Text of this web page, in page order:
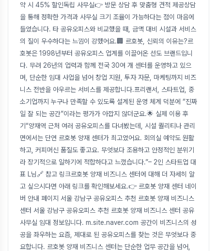
약 시 45% 할인독립 사무실👉 방문 상담 후 맞춤형 견적 제공상담
을 통해 정확한 가격과 사무실 크기 조율이 가능하다는 점이 마음에
들었습니다. 타 공유오피스와 비교했을 때, 금액 대비 시설과 서비스
의 질이 우수하다는 느낌이 강했어요.🏢 르호봇, 신뢰의 이유는?르
호봇은 1998년부터 공유오피스 업계를 이끌어온 선도 브랜드입니
다. 무려 26년의 업력과 함께 전국 30여 개 센터를 운영하고 있으
며, 단순한 임대 사업을 넘어 창업 지원, 투자 자문, 마케팅까지 비즈
니스 전반을 아우르는 서비스를 제공합니다.프리랜서, 스타트업, 중
소기업까지 누구나 만족할 수 있도록 설계된 운영 체계 덕분에 “진짜
일 잘 되는 공간”이라는 평가가 아깝지 않더군요.🌟 실제 이용 후
기“양재역 근처 여러 공유오피스를 다녀봤는데, 시설 퀄리티나 관리
면에서는 단연 르호봇 양재 센터가 최고였어요. 회의실 예약도 원활
하고, 커피머신 품질도 좋고요. 무엇보다 조용하고 안정적인 분위기
라 장기적으로 일하기에 적합하다고 느꼈습니다.”– 2인 스타트업 대
표 L님🔗 참고 링크르호봇 양재 비즈니스 센터에 대해 더 자세히 알
고 싶으시다면 아래 링크를 확인해보세요.👉 르호봇 양재 센터 네이
버 안내 페이지 서울 강남구 공유오피스 추천 르호봇 양재 비즈니스
센터 서울 강남구 공유오피스 추천 르호봇 양재 비즈니스 센터 공유
사무실 임대 정보입니다. m.site.naver.com 공간이 비즈니스의 성
공을 좌우하는 요즘, 제대로 된 공유오피스를 찾는 것은 무엇보다 중
요합니다. 르호봇 양재 비즈니스 센터는 단순한 업무 공간을 넘어,